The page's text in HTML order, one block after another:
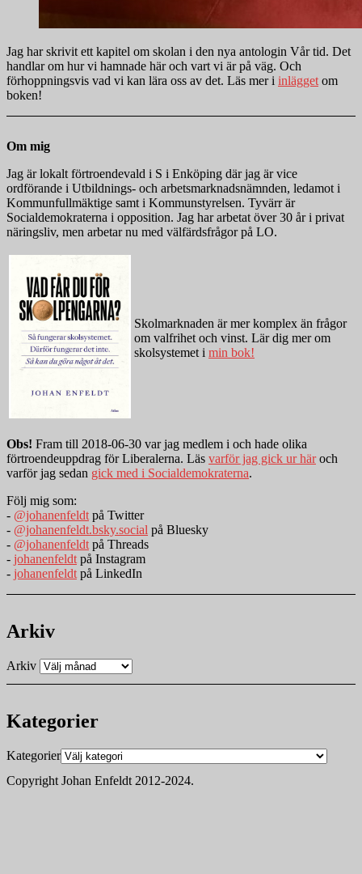
Jag har skrivit ett kapitel om skolan i den nya antologin Vår tid. Det
handlar om hur vi hamnade här och vart vi är på väg. Och
förhoppningsvis vad vi kan lära oss av det. Läs mer i inläggetom
boken!
Om mig
Jag är lokalt förtroendevald i S i Enköping där jag är vice
ordförande i Utbildnings- och arbetsmarknadsnämnden, ledamot i
Kommunfullmäktige samt i Kommunstyrelsen. Tyvärr är
Socialdemokraterna i opposition. Jag har arbetat över 30 år i privat
näringsliv, men arbetar nu med välfärdsfrågor på LO.
Skolmarknaden är mer komplex än frågor
om valfrihet och vinst. Lär dig mer om
skolsystemet i min bok!
Obs! Fram till 2018-06-30 var jag medlem i och hade olika
förtroendeuppdrag för Liberalerna. Läs varför jag gick ur häroch
varför jag sedan gick med i Socialdemokraterna.
Följ mig som:
- @johanenfeldtpå Twitter
- @johanenfeldt.bsky.social på Bluesky
- @johanenfeldtpå Threads
- johanenfeldtpå Instagram
- johanenfeldtpå LinkedIn
Arkiv
Arkiv
Kategorier
Kategorier
Copyright Johan Enfeldt 2012-2024.